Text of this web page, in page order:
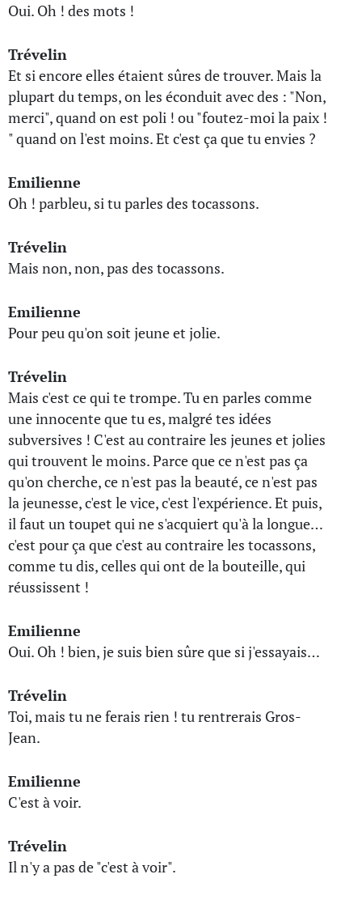
Oui. Oh ! des mots !
Trévelin
Et si encore elles étaient sûres de trouver. Mais la
plupart du temps, on les éconduit avec des : "Non,
merci", quand on est poli ! ou "foutez-moi la paix !
" quand on l'est moins. Et c'est ça que tu envies ?
Emilienne
Oh ! parbleu, si tu parles des tocassons.
Trévelin
Mais non, non, pas des tocassons.
Emilienne
Pour peu qu'on soit jeune et jolie.
Trévelin
Mais c'est ce qui te trompe. Tu en parles comme
une innocente que tu es, malgré tes idées
subversives ! C'est au contraire les jeunes et jolies
qui trouvent le moins. Parce que ce n'est pas ça
qu'on cherche, ce n'est pas la beauté, ce n'est pas
la jeunesse, c'est le vice, c'est l'expérience. Et puis,
il faut un toupet qui ne s'acquiert qu'à la longue…
c'est pour ça que c'est au contraire les tocassons,
comme tu dis, celles qui ont de la bouteille, qui
réussissent !
Emilienne
Oui. Oh ! bien, je suis bien sûre que si j'essayais…
Trévelin
Toi, mais tu ne ferais rien ! tu rentrerais Gros-
Jean.
Emilienne
C'est à voir.
Trévelin
Il n'y a pas de "c'est à voir".